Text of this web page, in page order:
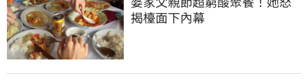
揭檯面下內幕